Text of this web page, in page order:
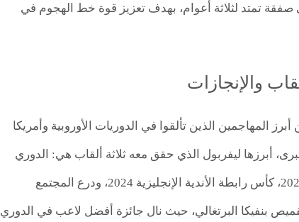
صفقة تمتد لثلاثة أعوام، بهدف تعزيز قوة خط الهجوم في
والإنجازات
ويُعد من أبرز المهاجمين الذين تألقوا في الدوريات الأوروبية وأمريكا
أبرزها ليفربول الذي حقق معه ثلاثة ألقاب هي: الدوري
الإنجليزي الممتاز 2024–2025، كأس رابطة الأندية الإنجليزية 2024، ودرع المجتمع
كما برز بقميص بنفيكا البرتغالي، حيث نال جائزة أفضل لاعب في الدوري